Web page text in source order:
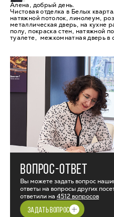
Алена, добрый день.
Чистовая отделка в Белых
натяжной потолок, линолеум,
металлическая дверь, на кухне
полу, покраска стен, натяжной
туалете, межкомнатная дверь в
ВОПРОС-ОТВЕТ
Вы можете задать вопрос
ответы на вопросы других
ответили на 4512 вопросов
ЗАДАТЬ ВОПРОС